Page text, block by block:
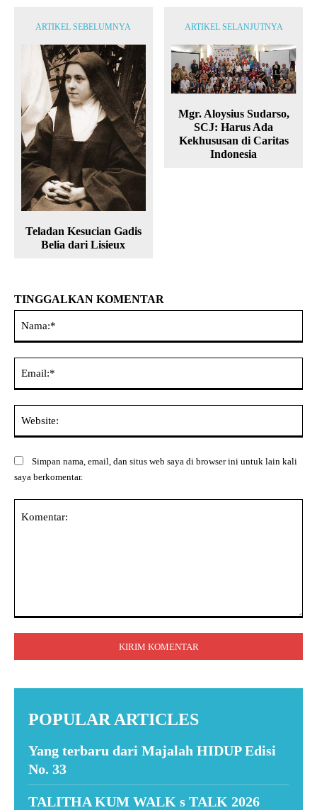
ARTIKEL SEBELUMNYA
Teladan Kesucian Gadis
Belia dari Lisieux
ARTIKEL SELANJUTNYA
Mgr. Aloysius Sudarso,
SCJ: Harus Ada
Kekhususan di Caritas
Indonesia
TINGGALKAN KOMENTAR
Simpan nama, email, dan situs web saya di browser ini untuk lain kali
saya berkomentar.
POPULAR ARTICLES
Yang terbaru dari Majalah HIDUP Edisi
No. 33
TALITHA KUM WALK s TALK 2026